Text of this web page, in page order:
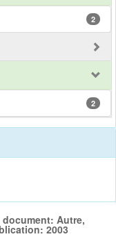
2
2
Autre,
2003